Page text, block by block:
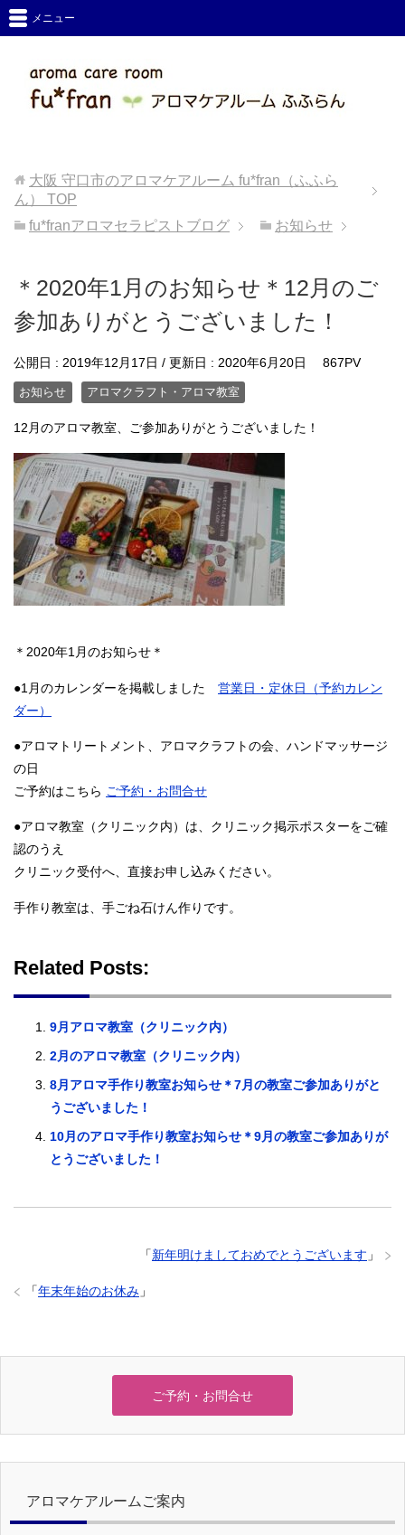
メニュー
大阪 守口市のアロマケアルーム fu*fran（ふふら
ん）
TOP
fu*franアロマセラピストブログ
お知らせ
＊2020年1月のお知らせ＊12月のご
参加ありがとうございました！
公開日 : 2019年12月17日 / 更新日 : 2020年6月20日 867PV
お知らせ アロマクラフト・アロマ教室
12月のアロマ教室、ご参加ありがとうございました！
＊2020年1月のお知らせ＊
●1月のカレンダーを掲載しました 営業日・定休日（予約カレン
ダー）
●アロマトリートメント、アロマクラフトの会、ハンドマッサージ
の日
ご予約はこちら ご予約・お問合せ
●アロマ教室（クリニック内）は、クリニック掲示ポスターをご確
認のうえ
クリニック受付へ、直接お申し込みください。
手作り教室は、手ごね石けん作りです。
Related Posts:
9月アロマ教室（クリニック内）
2月のアロマ教室（クリニック内）
8月アロマ手作り教室お知らせ＊7月の教室ご参加ありがと
うございました！
10月のアロマ手作り教室お知らせ＊9月の教室ご参加ありが
とうございました！
「新年明けましておめでとうございます 」
「年末年始のお休み 」
ご予約・お問合せ
アロマケアルームご案内